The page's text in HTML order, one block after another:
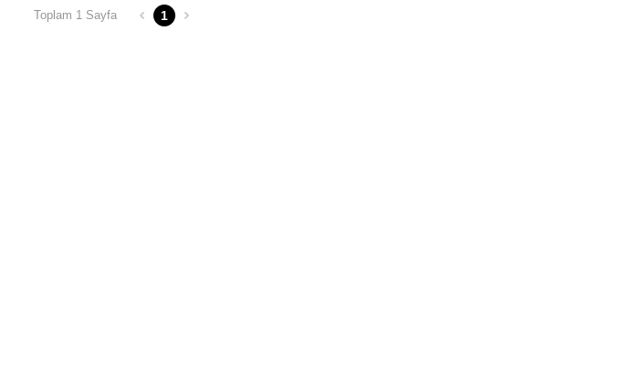
Toplam 1 Sayfa 1